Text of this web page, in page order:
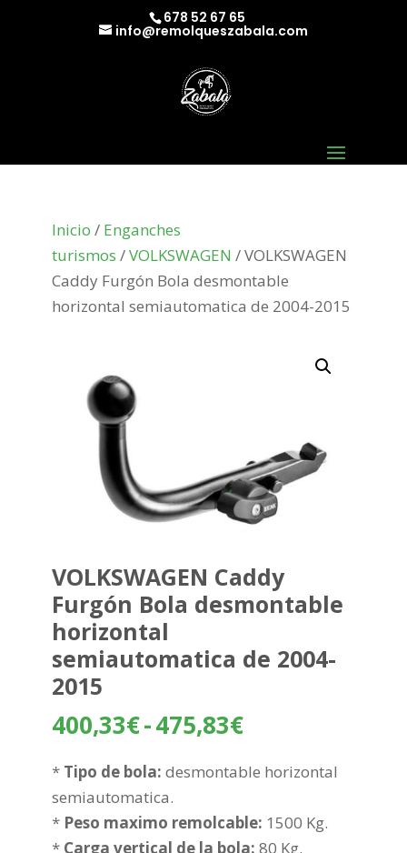
678 52 67 65
info@remolqueszabala.com
Inicio / Enganches
turismos /VOLKSWAGEN / VOLKSWAGEN
Caddy Furgón Bola desmontable
horizontal semiautomatica de 2004-2015
VOLKSWAGEN Caddy
Furgón Bola desmontable
horizontal
semiautomatica de 2004-
2015
400,33€-475,83€Rango
precios:
400,33€
* Tipo de bola: desmontable horizontal
semiautomatica.
* Peso maximo remolcable: 1500 Kg.
* Carga vertical de la bola: 80 Kg.